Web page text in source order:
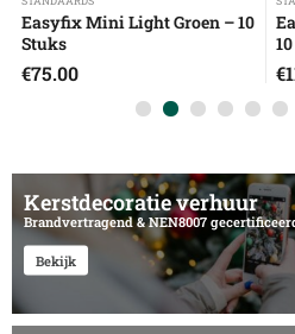
Easyfix Mini Light Groen – 10
Stuks
€75.00 €
Kerstdecoratie verhuur
Brandvertragend & NEN8007
Bekijk